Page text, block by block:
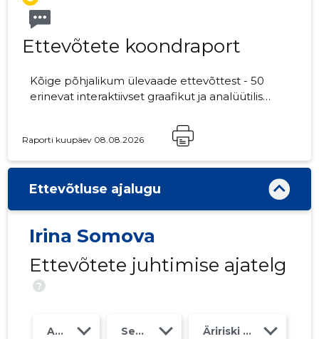
Ettevõtete koondraport
Kõige põhjalikum ülevaade ettevõttest - 50
erinevat interaktiivset graafikut ja analüütilist
Raporti kuupäev 08.08.2026
Ettevõtluse ajalugu
Irina Somova
Ettevõtete juhtimise ajatelg
?
Aasta Seosed Äririski klass